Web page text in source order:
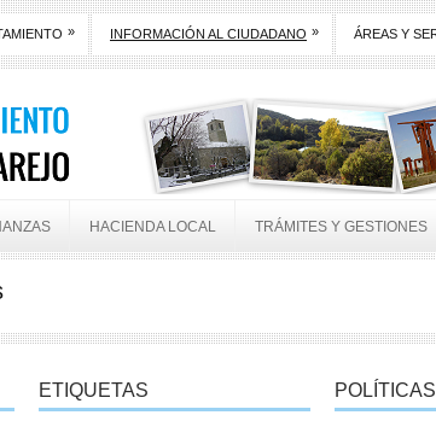
» INFORMACIÓN AL CIUDADANO » ÁREAS Y
HACIENDA LOCAL TRÁMITES Y GESTIONES
ETIQUETAS